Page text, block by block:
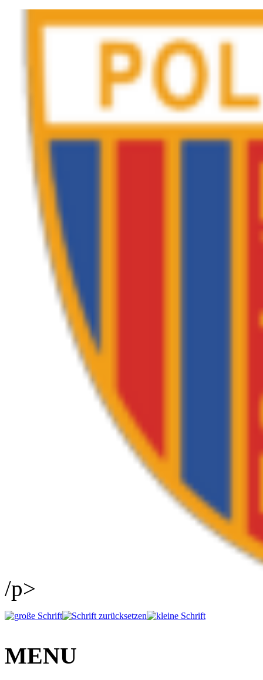
/p>
MENU